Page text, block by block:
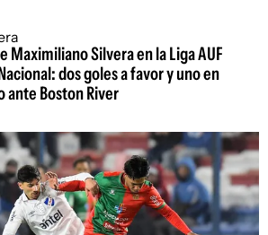
Maximiliano Silvera en la Liga AUF
dos goles a favor y uno en
ante Boston River